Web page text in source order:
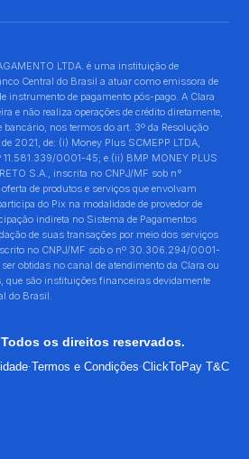
LTDA. é uma instituição de
Central do Brasil a atuar como emissora de
instrumento de pagamento pós-pago. A Clara
e não realiza operações de crédito diretamente,
nos termos do art. 3º da Resolução
2021, de: (i) Money Plus SCMEPP LTDA,
0001-45; e (ii) BMP MONEY PLUS
S.A., inscrita no CNPJ/MF sob n°
de produtos e serviços que envolvam
do Pix na modalidade de provedor de
indireta no Sistema de Pagamentos
de suas transações por meio dos serviços
no CNPJ/MF sob o nº 30.306.294/0001-
obtidas no canal de atendimento da Clara ou
que são instituições financeiras devidamente
do Brasil.
os direitos reservados.
·Termos e Condições·ClickToPay T&C